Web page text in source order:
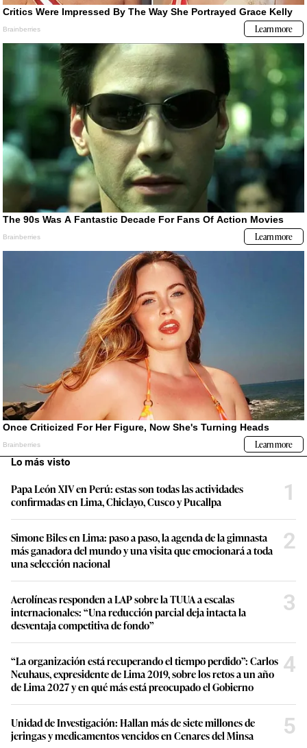
Lo más visto
Papa León XIV en Perú: estas son todas las actividades
confirmadas en Lima, Chiclayo, Cusco y Pucallpa
1
Simone Biles en Lima: paso a paso, la agenda de la gimnasta
más ganadora del mundo y una visita que emocionará a toda
una selección nacional
2
Aerolíneas responden a LAP sobre la TUUA a escalas
internacionales: “Una reducción parcial deja intacta la
desventaja competitiva de fondo”
3
“La organización está recuperando el tiempo perdido”: Carlos
Neuhaus, expresidente de Lima 2019, sobre los retos a un año
de Lima 2027 y en qué más está preocupado el Gobierno
4
Unidad de Investigación: Hallan más de siete millones de
jeringas y medicamentos vencidos en Cenares del Minsa
5